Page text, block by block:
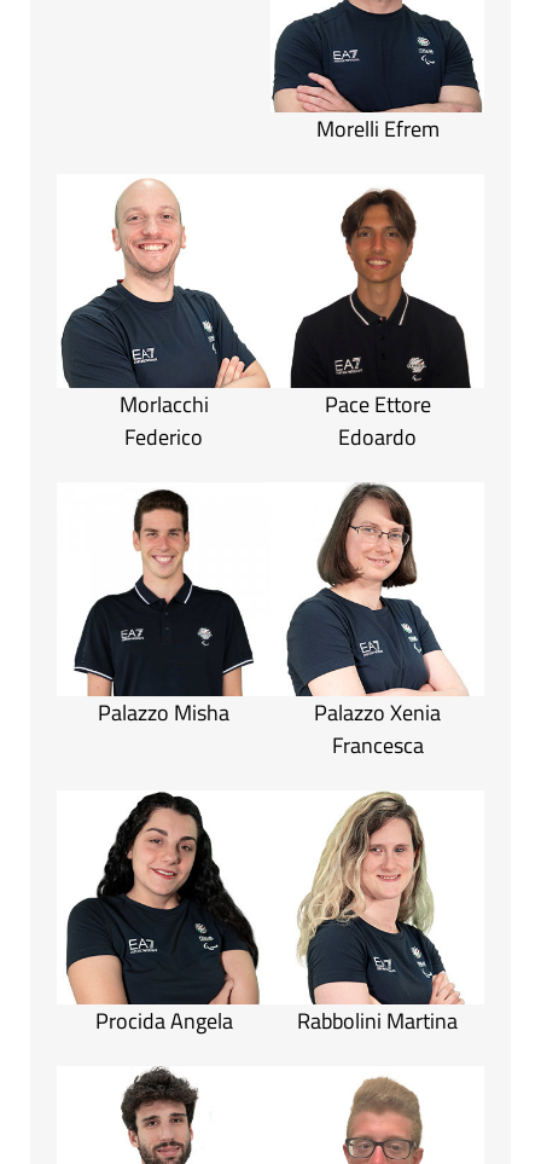
Morelli Efrem
Morlacchi
Federico
Pace Ettore
Edoardo
Palazzo Misha
Palazzo Xenia
Francesca
Procida Angela Rabbolini Martina